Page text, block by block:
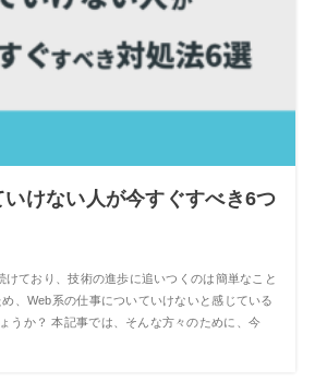
けない人が今すぐすべき6つ
けており、技術の進歩に追いつくのは簡単なこと
、Web系の仕事についていけないと感じている
うか？ 本記事では、そんな方々のために、今